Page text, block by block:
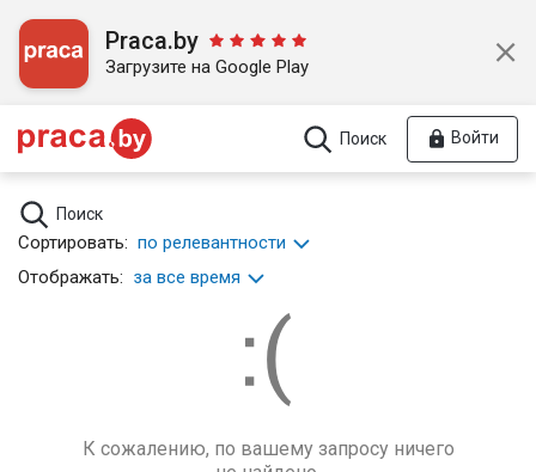
Praca.by
Загрузите на Google Play
Поиск Войти
Поиск
Сортировать: по релевантности
Отображать: за все время
К сожалению, по вашему запросу ничего